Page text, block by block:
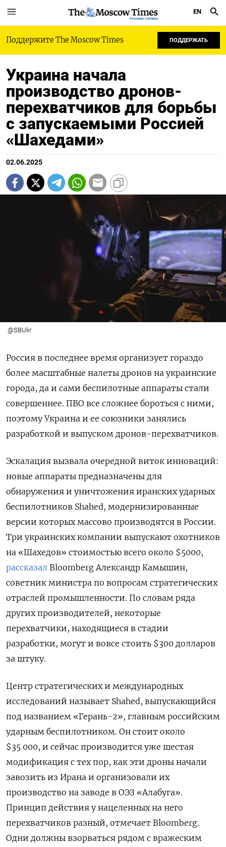
РУССКАЯ СЛУЖБА
EN
Поддержите The Moscow Times ПОДДЕРЖАТЬ
Украина начала
производство дронов-
перехватчиков для борьбы
с запускаемыми Россией
«Шахедами»
02.06.2025
@SBUkr
Россия в последнее время организует гораздо
более масштабные налеты дронов на украинские
города, да и сами беспилотные аппараты стали
совершеннее. ПВО все сложнее бороться с ними,
поэтому Украина и ее союзники занялись
разработкой и выпуском дронов-перехватчиков.
Эскалация вызвала очередной виток инноваций:
новые аппараты предназначены для
обнаружения и уничтожения иранских ударных
беспилотников Shahed, модернизированные
версии которых массово производятся в России.
Три украинских компании выпускают охотников
на «Шахедов» стоимостью всего около $5000,
рассказал Bloomberg Александр Камышин,
советник министра по вопросам стратегических
отраслей промышленности. По словам ряда
других производителей, некоторые
перехватчики, находящиеся в стадии
разработки, могут и вовсе стоить $300 долларов
за штуку.
Центр стратегических и международных
исследований называет Shahed, выпускающийся
под названием «Герань-2», главным российским
ударным беспилотником. Он стоит около
$35 000, и сейчас производится уже шестая
модификация с тех пор, как эти дроны начали
завозить из Ирана и организовали их
производство на заводе в ОЭЗ «Алабуга».
Принцип действия у нацеленных на него
перехватчиков разный, отмечает Bloomberg.
Одни должны взорваться рядом с вражеским